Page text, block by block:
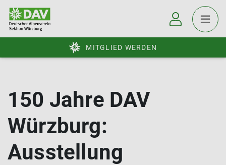
MITGLIED WERDEN
150 Jahre DAV
Würzburg:
Ausstellung